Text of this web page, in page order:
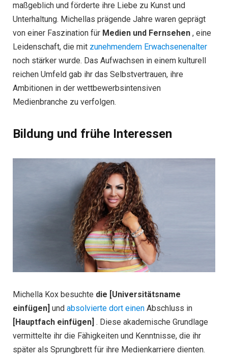
maßgeblich und förderte ihre Liebe zu Kunst und
Unterhaltung. Michellas prägende Jahre waren geprägt
von einer Faszination für Medien und Fernsehen , eine
Leidenschaft, die mit zunehmendem Erwachsenenalter
noch stärker wurde. Das Aufwachsen in einem kulturell
reichen Umfeld gab ihr das Selbstvertrauen, ihre
Ambitionen in der wettbewerbsintensiven
Medienbranche zu verfolgen.
Bildung und frühe Interessen
Michella Kox besuchte die [Universitätsname
einfügen] und absolvierte dort einen Abschluss in
[Hauptfach einfügen] . Diese akademische Grundlage
vermittelte ihr die Fähigkeiten und Kenntnisse, die ihr
später als Sprungbrett für ihre Medienkarriere dienten.